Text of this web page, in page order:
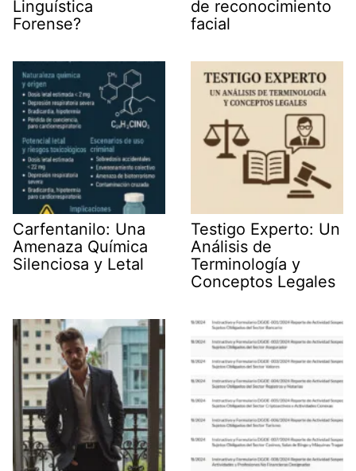
Linguística
Forense?
de reconocimiento
facial
Carfentanilo: Una
Amenaza Química
Silenciosa y Letal
Testigo Experto: Un
Análisis de
Terminología y
Conceptos Legales